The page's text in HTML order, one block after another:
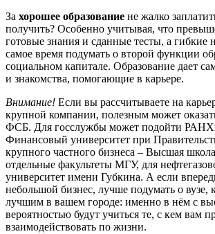
За хорошее образование не жалко
получить? Особенно учитывая, что
готовые знания и сданные тесты, а гибкие
самое время подумать о второй функции
социальном капитале. Образование дает
и знакомства, помогающие в карьере.
Внимание! Если вы рассчитываете на
крупной компании, полезным может
ФСБ. Для госслужбы может подойти
Финансовый университет при
крупного частного бизнеса – Высшая
отдельные факультеты МГУ, для
университет имени Губкина. А если
небольшой бизнес, лучше подумать о вузе,
лучшим в вашем городе: именно в нём с
вероятностью будут учиться те, с кем вам
взаимодействовать по жизни.